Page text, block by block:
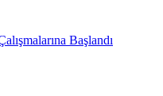
Başlandı